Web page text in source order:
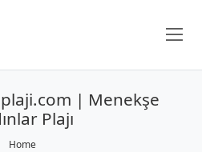
| Menekşe
Plajı
Home